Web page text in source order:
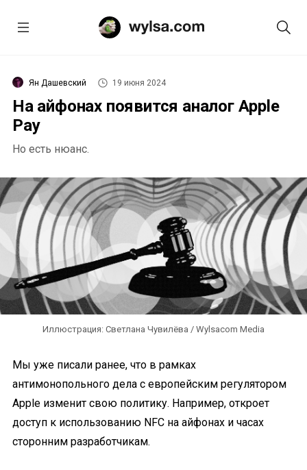
Ян Дашевский 19 июня 2024
На айфонах появится аналог Apple
Pay
Но есть нюанс.
Иллюстрация: Светлана Чувилёва / Wylsacom Media
Мы уже писали ранее, что в рамках
антимонопольного дела с европейским регулятором
Apple изменит свою политику. Например, откроет
доступ к использованию NFC на айфонах и часах
сторонним разработчикам.